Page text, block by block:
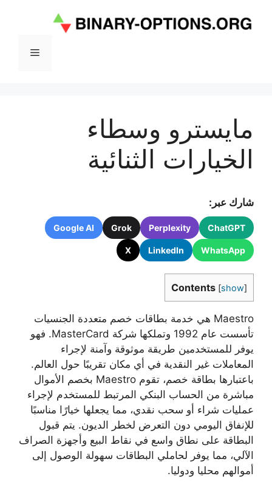
القائمة
مايسترو وسطاء
الخيارات الثنائية
شارك عبر:
ChatGPT
Perplexity
Grok
Google AI
WhatsApp
LinkedIn
X
Contents [show]
Maestro هي خدمة بطاقات خصم متعددة الجنسيات
تأسست عام 1992 وتملكها شركة MasterCard. فهو
يوفر للمستخدمين طريقة موثوقة وآمنة لإجراء
المعاملات غير النقدية في أي مكان تقريبًا حول العالم.
باعتبارها بطاقة خصم، تقوم Maestro بخصم الأموال
مباشرة من الحساب البنكي المرتبط للمستخدم لإجراء
عمليات شراء أو سحب نقدي، مما يجعلها خيارًا مناسبًا
للإنفاق اليومي دون التعرض لخطر الديون. يتم قبول
البطاقة على نطاق واسع في نقاط البيع وأجهزة الصراف
الآلي، مما يوفر لحاملي البطاقات سهولة الوصول إلى
أموالهم محليا ودوليا.